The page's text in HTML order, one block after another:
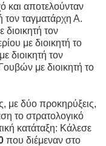
και αποτελούνταν
τον ταγματάρχη Α.
τον
με διοικητή το
διοικητή τον
με διοικητή το
δύο προκηρύξεις,
το στρατολογικό
κατάταξη: Κάλεσε
που διέμεναν στο